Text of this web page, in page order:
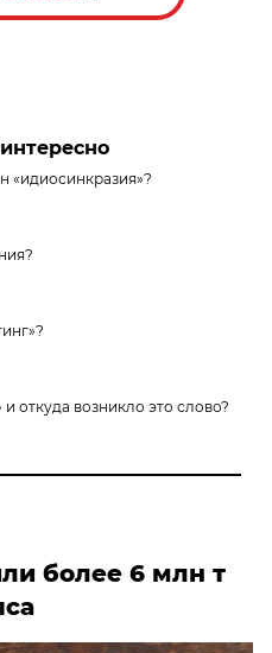
«идиосинкразия»?
и откуда возникло это слово?
более 6 млн т